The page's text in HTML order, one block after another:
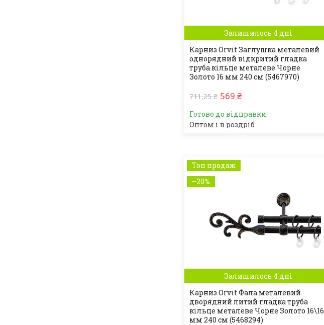
Залишилось 4 дні
Карниз Orvit Заглушка металевий
однорядний відкритий гладка
труба кільце металеве Чорне
Золото 16 мм 240 см (5467970)
711,25 ₴ 569 ₴
Готово до відправки
Оптом і в роздріб
Топ продаж
–20%
Залишилось 4 дні
Карниз Orvit Фала металевий
дворядний литий гладка труба
кільце металеве Чорне Золото 16\16
мм 240 см (5468294)